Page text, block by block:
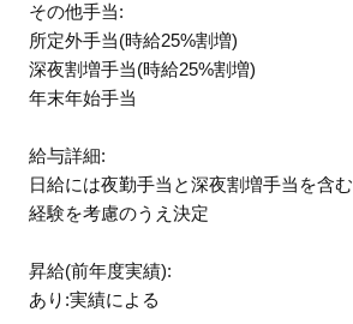
その他手当:
所定外手当(時給25%割増)
深夜割増手当(時給25%割増)
年末年始手当
給与詳細:
日給には夜勤手当と深夜割増手当を含む
経験を考慮のうえ決定
昇給(前年度実績):
あり:実績による